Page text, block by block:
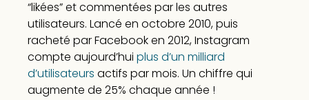
“likées” et commentées par les autres
utilisateurs. Lancé en octobre 2010, puis
racheté par Facebook en 2012, Instagram
compte aujourd’hui plus d’un milliard
d’utilisateurs actifs par mois. Un chiffre qui
augmente de 25% chaque année !